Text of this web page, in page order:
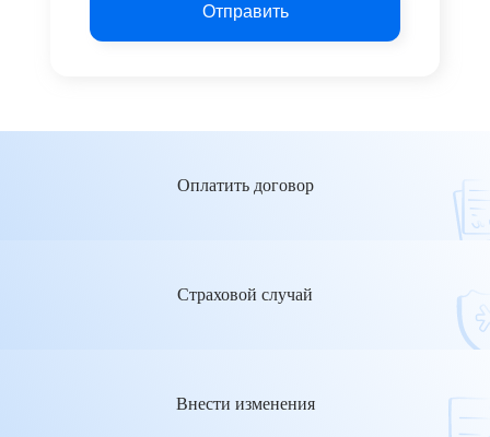
Оплатить договор
Страховой случай
Внести изменения